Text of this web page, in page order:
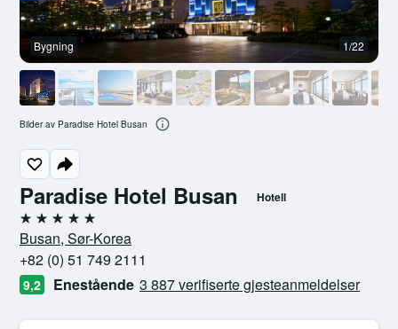
Paradise Hotel Busan Hotell
5 stjerner
Busan, Sør-Korea
+82 (0) 51 749 2111
9,2 Enestående 3 887 verifiserte gjesteanmeldelser
Bygning 1/22
Bilder av Paradise Hotel Busan